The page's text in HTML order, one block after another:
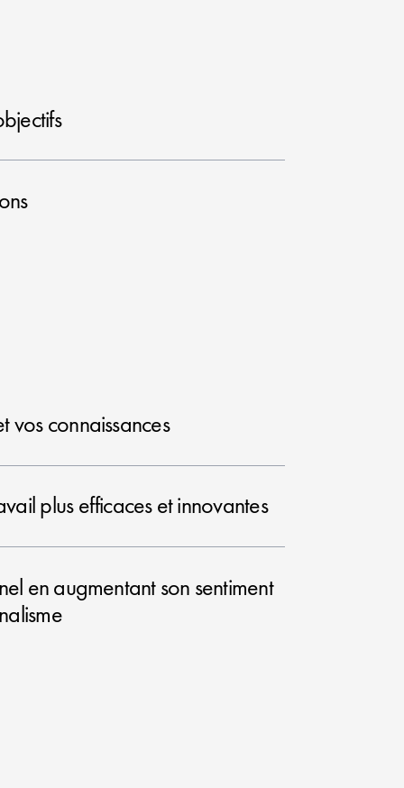
vos connaissances
plus efficaces et innovantes
en augmentant son sentiment